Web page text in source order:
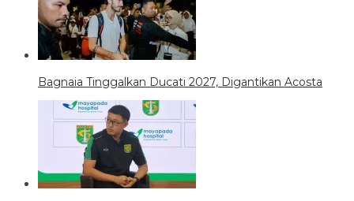
Bagnaia Tinggalkan Ducati 2027, Digantikan Acosta